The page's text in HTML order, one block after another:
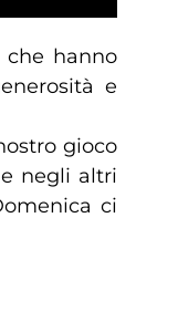
che hanno
e
gioco
negli altri
ci